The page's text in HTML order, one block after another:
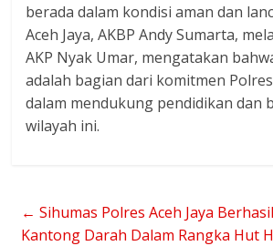
berada dalam kondisi aman dan
Aceh Jaya, AKBP Andy Sumarta,
AKP Nyak Umar, mengatakan
adalah bagian dari komitmen Polres
dalam mendukung pendidikan dan
wilayah ini.
← Sihumas Polres Aceh Jaya
Kantong Darah Dalam Rangka Hut